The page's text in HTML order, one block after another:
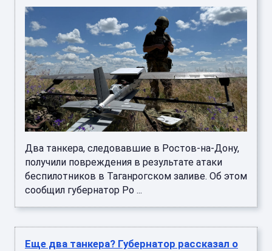
Два танкера, следовавшие в Ростов-на-Дону,
получили повреждения в результате атаки
беспилотников в Таганрогском заливе. Об этом
сообщил губернатор Ро ...
Еще два танкера? Губернатор рассказал о